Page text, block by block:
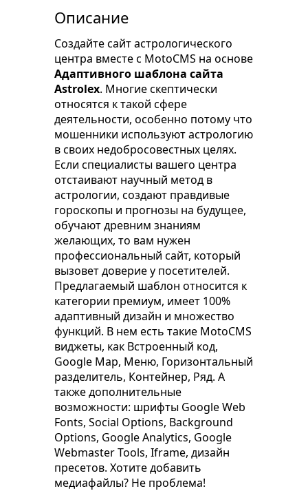
Описание
Создайте сайт астрологического
центра вместе с MotoCMS на основе
Адаптивного шаблона сайта
Astrolex. Многие скептически
относятся к такой сфере
деятельности, особенно потому что
мошенники используют астрологию
в своих недобросовестных целях.
Если специалисты вашего центра
отстаивают научный метод в
астрологии, создают правдивые
гороскопы и прогнозы на будущее,
обучают древним знаниям
желающих, то вам нужен
профессиональный сайт, который
вызовет доверие у посетителей.
Предлагаемый шаблон относится к
категории премиум, имеет 100%
адаптивный дизайн и множество
функций. В нем есть такие MotoCMS
виджеты, как Встроенный код,
Google Map, Меню, Горизонтальный
разделитель, Контейнер, Ряд. А
также дополнительные
возможности: шрифты Google Web
Fonts, Social Options, Background
Options, Google Analytics, Google
Webmaster Tools, Iframe, дизайн
пресетов. Хотите добавить
медиафайлы? Не проблема!